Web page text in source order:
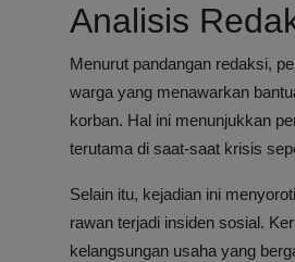
Analisis
Menurut pandangan redaksi,
warga yang menawarkan
korban. Hal ini menunjukkan
terutama di saat-saat krisis
Selain itu, kejadian ini
rawan terjadi insiden sosial.
kelangsungan usaha yang